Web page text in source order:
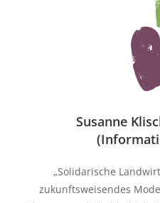
Susanne
„Solidarische
zukunftsweisendes